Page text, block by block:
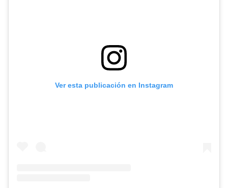
Ver esta publicación en Instagram